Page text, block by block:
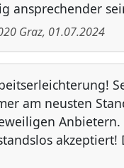
ansprechender
Graz, 01.07.2024
am neusten
Anbietern.
akzeptiert!